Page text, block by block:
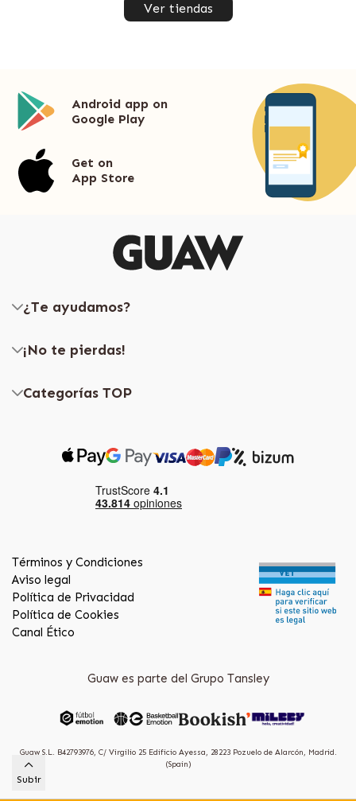
Ver tiendas
Android app on
Google Play
Get on
App Store
¿Te ayudamos?
¡No te pierdas!
Categorías TOP
Términos y Condiciones
Aviso legal
Política de Privacidad
Política de Cookies
Canal Ético
Guaw es parte del Grupo Tansley
Guaw S.L. B42793976, C/ Virgilio 25 Edificio Ayessa, 28223 Pozuelo de Alarcón, Madrid.
(Spain)
Subir